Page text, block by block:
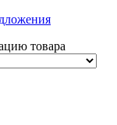
товара